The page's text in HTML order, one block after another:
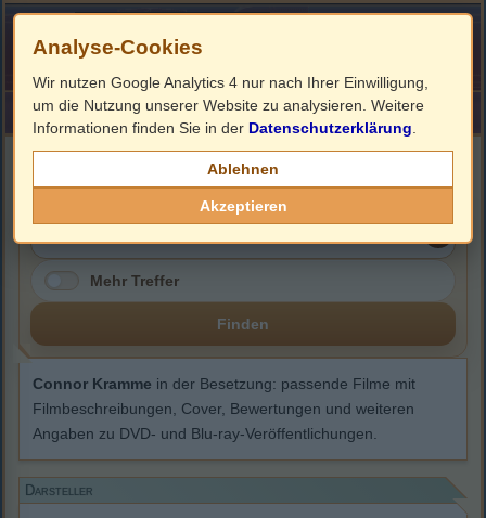
HOME ImpressumLinks
Connor Kramme
Mehr Treffer
Finden
Connor Kramme in der Besetzung: passende Filme mit
Filmbeschreibungen, Cover, Bewertungen und weiteren
Angaben zu DVD- und Blu-ray-Veröffentlichungen.
Darsteller
Analyse-Cookies
Wir nutzen Google Analytics 4 nur nach Ihrer Einwilligung,
um die Nutzung unserer Website zu analysieren. Weitere
Informationen finden Sie in der Datenschutzerklärung
Ablehnen
Akzeptieren